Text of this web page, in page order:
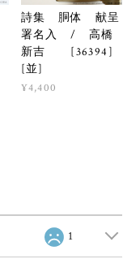
詩集 胴体 献呈
署名入 / 高橋
新吉 [36394]
[並]
¥4,400
1